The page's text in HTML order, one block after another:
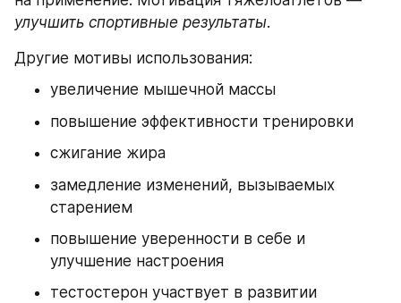
улучшить спортивные результаты.
Другие мотивы использования:
увеличение мышечной массы
повышение эффективности тренировки
сжигание жира
замедление изменений, вызываемых
старением
повышение уверенности в себе и
улучшение настроения
тестостерон участвует в развитии